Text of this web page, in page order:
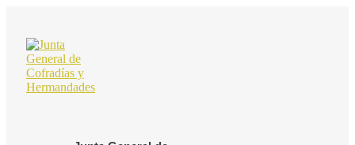
contido